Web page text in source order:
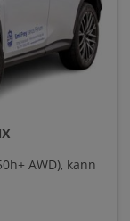
AWD), kann